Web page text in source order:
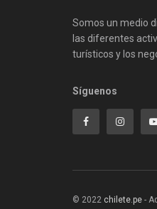
Somos un medio
las diferentes
turísticos y los
Síguenos
© 2022 chilete.pe -